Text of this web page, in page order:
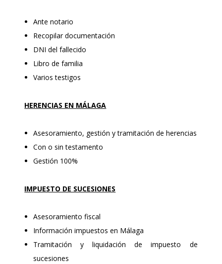
Ante notario
Recopilar documentación
DNI del fallecido
Libro de familia
Varios testigos
HERENCIAS EN MÁLAGA
Asesoramiento, gestión y tramitación de herencias
Con o sin testamento
Gestión 100%
IMPUESTO DE SUCESIONES
Asesoramiento fiscal
Información impuestos en Málaga
Tramitación y liquidación de impuesto de
sucesiones